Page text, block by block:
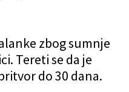
zbog sumnje
Tereti se da je
do 30 dana.